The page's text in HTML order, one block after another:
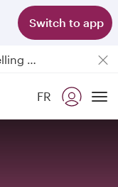
Switch to app
Passengers flying between Doha and Auckland on QR914 and QR915
18 June 2026: Updates on Travelling with Power Banks
FR